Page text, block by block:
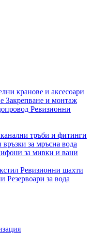
кранове и аксесоари
Закрепване и монтаж
Ревизионни
тръби и фитинги
връзки за мръсна вода
за мивки и вани
Ревизионни шахти
Резервоари за вода